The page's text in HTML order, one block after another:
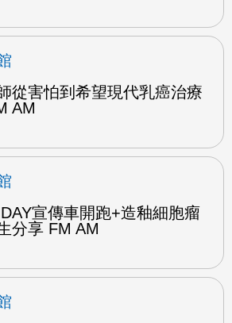
從害怕到希望現代乳癌治療
AM
宣傳車開跑+造釉細胞瘤
分享 FM AM